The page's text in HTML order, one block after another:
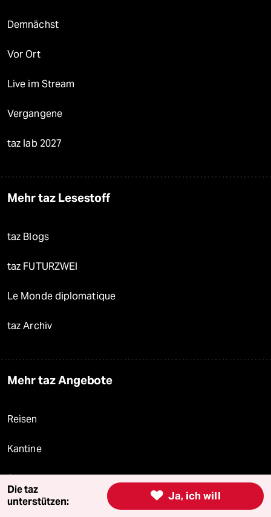
Demnächst
Vor Ort
Live im Stream
Vergangene
taz lab 2027
Mehr taz Lesestoff
taz Blogs
taz FUTURZWEI
Le Monde diplomatique
taz Archiv
Mehr taz Angebote
Reisen
Kantine
Shop
Anzeigen
 Ja, ich will
Die taz
unterstützen: